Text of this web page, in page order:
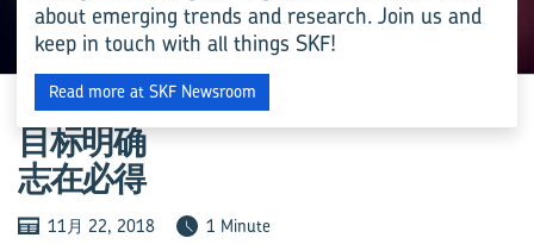
数字技术
目标明确
志在必得
11月 22, 2018 1 Minute
about emerging trends and research. Join us and
keep in touch with all things SKF!
Read more at SKF Newsroom